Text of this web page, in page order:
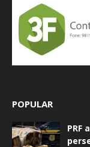
POPULAR
PRF